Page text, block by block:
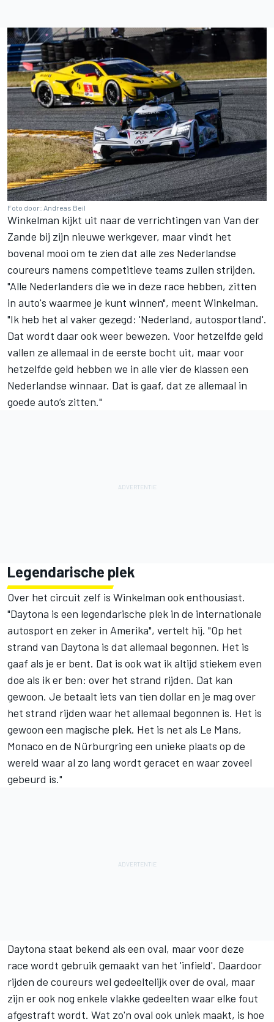
Foto door: Andreas Beil
Winkelman kijkt uit naar de verrichtingen van Van der
Zande bij zijn nieuwe werkgever, maar vindt het
bovenal mooi om te zien dat alle zes Nederlandse
coureurs namens competitieve teams zullen strijden.
"Alle Nederlanders die we in deze race hebben, zitten
in auto's waarmee je kunt winnen", meent Winkelman.
"Ik heb het al vaker gezegd: 'Nederland, autosportland'.
Dat wordt daar ook weer bewezen. Voor hetzelfde geld
vallen ze allemaal in de eerste bocht uit, maar voor
hetzelfde geld hebben we in alle vier de klassen een
Nederlandse winnaar. Dat is gaaf, dat ze allemaal in
goede auto’s zitten."
Legendarische plek
Over het circuit zelf is Winkelman ook enthousiast.
"Daytona is een legendarische plek in de internationale
autosport en zeker in Amerika", vertelt hij. "Op het
strand van Daytona is dat allemaal begonnen. Het is
gaaf als je er bent. Dat is ook wat ik altijd stiekem even
doe als ik er ben: over het strand rijden. Dat kan
gewoon. Je betaalt iets van tien dollar en je mag over
het strand rijden waar het allemaal begonnen is. Het is
gewoon een magische plek. Het is net als Le Mans,
Monaco en de Nürburgring een unieke plaats op de
wereld waar al zo lang wordt geracet en waar zoveel
gebeurd is."
Daytona staat bekend als een oval, maar voor deze
race wordt gebruik gemaakt van het 'infield'. Daardoor
rijden de coureurs wel gedeeltelijk over de oval, maar
zijn er ook nog enkele vlakke gedeelten waar elke fout
afgestraft wordt. Wat zo'n oval ook uniek maakt, is hoe